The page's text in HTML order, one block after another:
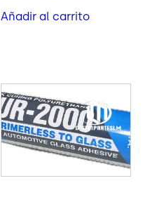
Añadir al carrito